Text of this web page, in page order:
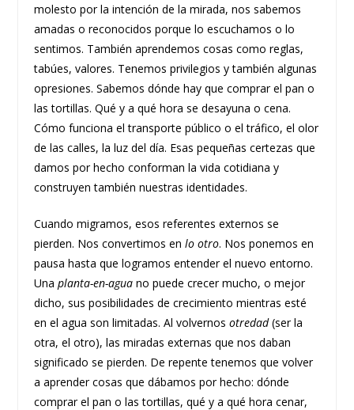
molesto por la intención de la mirada, nos sabemos
amadas o reconocidos porque lo escuchamos o lo
sentimos. También aprendemos cosas como reglas,
tabúes, valores. Tenemos privilegios y también algunas
opresiones. Sabemos dónde hay que comprar el pan o
las tortillas. Qué y a qué hora se desayuna o cena.
Cómo funciona el transporte público o el tráfico, el olor
de las calles, la luz del día. Esas pequeñas certezas que
damos por hecho conforman la vida cotidiana y
construyen también nuestras identidades.
Cuando migramos, esos referentes externos se
pierden. Nos convertimos en lo otro. Nos ponemos en
pausa hasta que logramos entender el nuevo entorno.
Una planta-en-aguano puede crecer mucho, o mejor
dicho, sus posibilidades de crecimiento mientras esté
en el agua son limitadas. Al volvernos otredad(ser la
otra, el otro), las miradas externas que nos daban
significado se pierden. De repente tenemos que volver
a aprender cosas que dábamos por hecho: dónde
comprar el pan o las tortillas, qué y a qué hora cenar,